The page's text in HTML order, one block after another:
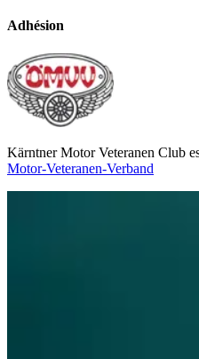
Adhésion
Kärntner Motor Veteranen Club
Motor-Veteranen-Verband